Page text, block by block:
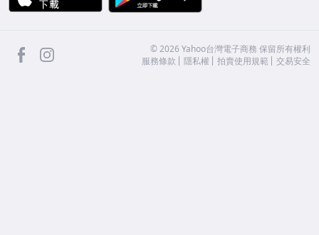
facebook ©2026 Yahoo台灣電子商務 保留所有權利
服務條款
隱私權 拍賣使用規範 交易安全